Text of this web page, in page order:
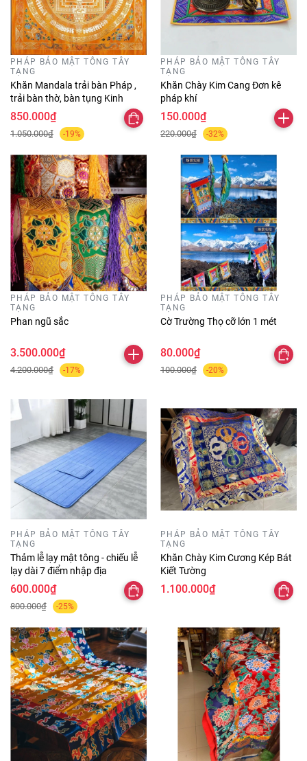
PHÁP BẢO MẬT TÔNG TÂY
TẠNG
Khăn Mandala trải bàn Pháp ,
trải bàn thờ, bàn tụng Kinh
850.000₫
1.050.000₫ -19%
PHÁP BẢO MẬT TÔNG TÂY
TẠNG
Khăn Chày Kim Cang Đơn kê
pháp khí
150.000₫
220.000₫ -32%
PHÁP BẢO MẬT TÔNG TÂY
TẠNG
Phan ngũ sắc
3.500.000₫
4.200.000₫ -17%
PHÁP BẢO MẬT TÔNG TÂY
TẠNG
Cờ Trường Thọ cỡ lớn 1 mét
80.000₫
100.000₫ -20%
PHÁP BẢO MẬT TÔNG TÂY
TẠNG
Thảm lễ lạy mật tông - chiếu lễ
lạy dài 7 điểm nhập địa
600.000₫
800.000₫ -25%
PHÁP BẢO MẬT TÔNG TÂY
TẠNG
Khăn Chày Kim Cương Kép Bát
Kiết Tường
1.100.000₫